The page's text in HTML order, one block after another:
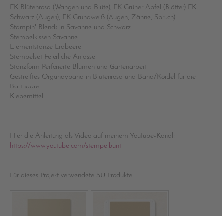
FK Blütenrosa (Wangen und Blüte), FK Grüner Apfel (Blätter) FK
Schwarz (Augen), FK Grundweiß (Augen, Zähne, Spruch)
Stampin' Blends in Savanne und Schwarz
Stempelkissen Savanne
Elementstanze Erdbeere
Stempelset Feierliche Anlässe
Stanzform Perforierte Blumen und Gartenarbeit
Gestreiftes Organdyband in Blütenrosa und Band/Kordel für die
Barthaare
Klebemittel
Hier die Anleitung als Video auf meinem YouTube-Kanal:
https://www.youtube.com/stempelbunt
Für dieses Projekt verwendete SU-Produkte: